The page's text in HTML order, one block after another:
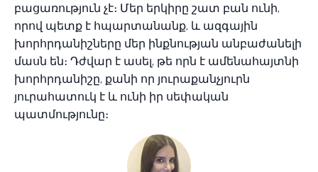
բացառություն չէ։ Մեր երկիրը շատ բան ունի,
որով պետք է հպարտանանք, և ազգային
խորհրդանիշները մեր ինքնության անբաժանելի
մասն են։ Դժվար է ասել, թե որն է ամենահայտնի
խորհրդանիշը, քանի որ յուրաքանչյուրն
յուրահատուկ է և ունի իր սեփական
պատմությունը։